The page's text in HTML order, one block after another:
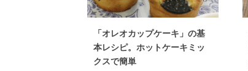
「オレオカップケーキ」の基
本レシピ。ホットケーキミッ
クスで簡単